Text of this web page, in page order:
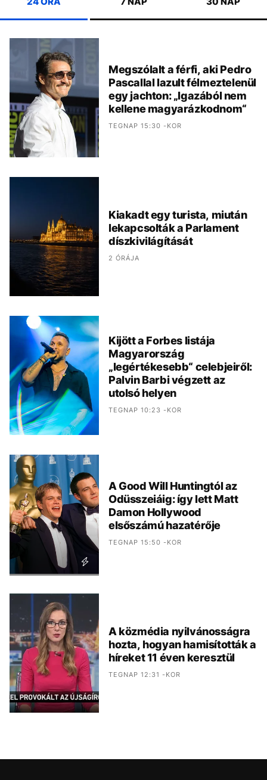
Megszólalt a férfi, aki Pedro
Pascallal lazult félmeztelenül
egy jachton: „Igazából nem
kellene magyarázkodnom“
TEGNAP 15:30 -KOR
Kiakadt egy turista, miután
lekapcsolták a Parlament
díszkivilágítását
2 ÓRÁJA
Kijött a Forbes listája
Magyarország
„legértékesebb“ celebjeiről:
Palvin Barbi végzett az
utolsó helyen
TEGNAP 10:23 -KOR
A Good Will Huntingtól az
Odüsszeiáig: így lett Matt
Damon Hollywood
elsőszámú hazatérője
TEGNAP 15:50 -KOR
A közmédia nyilvánosságra
hozta, hogyan hamisították a
híreket 11 éven keresztül
TEGNAP 12:31 -KOR